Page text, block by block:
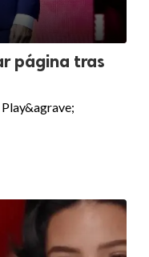
página tras